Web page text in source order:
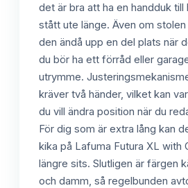
det är bra att ha en handduk till
stått ute länge. Även om
den ändå upp en del plats när
du bör ha ett förråd eller
utrymme.
kräver två händer, vilket kan
du vill ändra position när du
För dig som är extra lång kan
kika på Lafuma Futura XL with
längre sits. Slutligen är färgen
och damm, så regelbunden